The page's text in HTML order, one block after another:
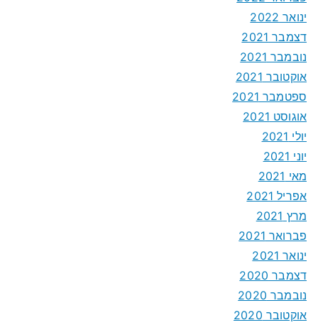
ינואר 2022
דצמבר 2021
נובמבר 2021
אוקטובר 2021
ספטמבר 2021
אוגוסט 2021
יולי 2021
יוני 2021
מאי 2021
אפריל 2021
מרץ 2021
פברואר 2021
ינואר 2021
דצמבר 2020
נובמבר 2020
אוקטובר 2020